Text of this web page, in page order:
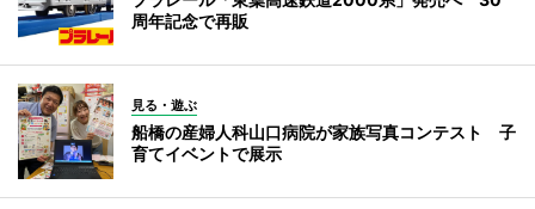
周年記念で再販
見る・遊ぶ
船橋の産婦人科山口病院が家族写真コンテスト 子
育てイベントで展示